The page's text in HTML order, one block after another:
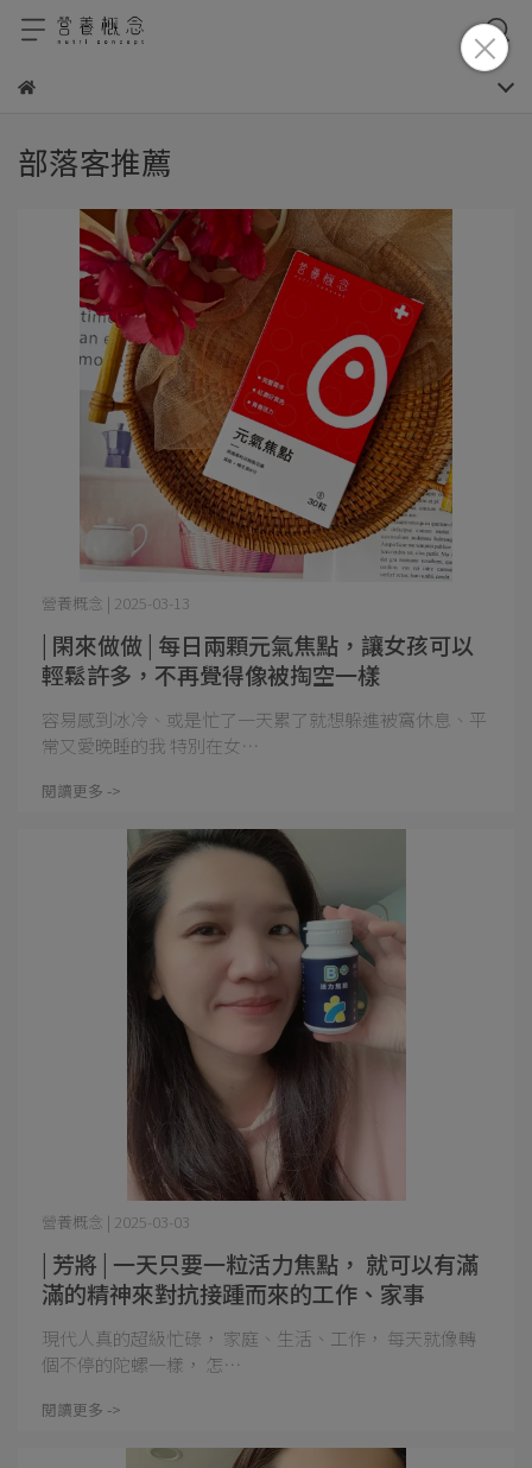
部落客推薦
| 閑來做做 | 每日兩顆元氣焦點，讓女孩可以
輕鬆許多，不再覺得像被掏空一樣
營養概念 | 2025-03-13
容易感到冰冷、或是忙了一天累了就想躲進被窩休息、平
常又愛晚睡的我 特別在女⋯
閱讀更多 ->
| 芳將 | 一天只要一粒活力焦點， 就可以有滿
滿的精神來對抗接踵而來的工作、家事
營養概念 | 2025-03-03
現代人真的超級忙碌， 家庭、生活、工作， 每天就像轉
個不停的陀螺一樣， 怎⋯
閱讀更多 ->